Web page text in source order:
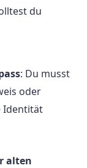
du
: Du musst
oder
Identität
alten